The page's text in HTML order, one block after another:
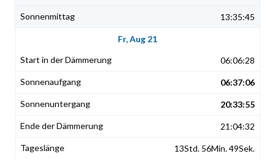
13:35:45
Fr, Aug 21
06:06:28
06:37:06
20:33:55
21:04:32
13Std. 56Min. 49Sek.